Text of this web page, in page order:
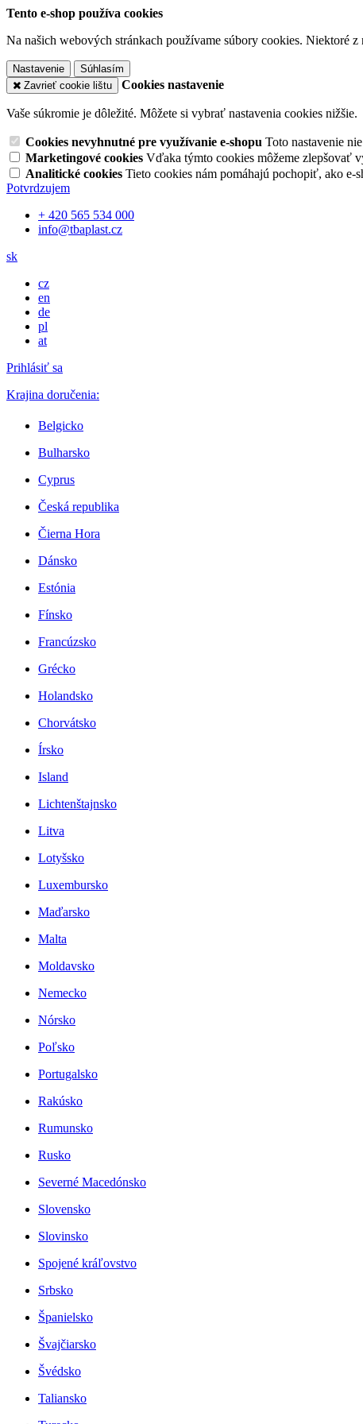
Tento e-shop používa cookies
Na našich webových stránkach používame súbory cookies. Niektoré
Nastavenie
Súhlasím
Zavrieť cookie lištu
Cookies nastavenie
Vaše súkromie je dôležité. Môžete si vybrať nastavenia cookies nižšie.
Cookies nevyhnutné pre využívanie e-shopu Toto nastavenie
Marketingové cookies Vďaka týmto cookies môžeme zlepšovať
Analitické cookies Tieto cookies nám pomáhajú pochopiť, ako e-
Potvrdzujem
+ 420 565 534 000
info@tbaplast.cz
sk
cz
en
de
pl
at
Prihlásiť sa
Krajina doručenia:
Belgicko
Bulharsko
Cyprus
Česká republika
Čierna Hora
Dánsko
Estónia
Fínsko
Francúzsko
Grécko
Holandsko
Chorvátsko
Írsko
Island
Lichtenštajnsko
Litva
Lotyšsko
Luxembursko
Maďarsko
Malta
Moldavsko
Nemecko
Nórsko
Poľsko
Portugalsko
Rakúsko
Rumunsko
Rusko
Severné Macedónsko
Slovensko
Slovinsko
Spojené kráľovstvo
Srbsko
Španielsko
Švajčiarsko
Švédsko
Taliansko